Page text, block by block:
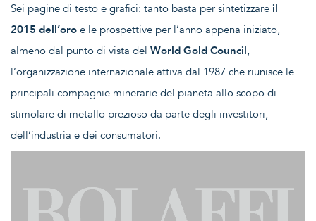
Sei pagine di testo e grafici: tanto basta per sintetizzare il
2015 dell’oro e le prospettive per l’anno appena iniziato,
almeno dal punto di vista del World Gold Council,
l’organizzazione internazionale attiva dal 1987 che riunisce le
principali compagnie minerarie del pianeta allo scopo di
stimolare di metallo prezioso da parte degli investitori,
dell’industria e dei consumatori.